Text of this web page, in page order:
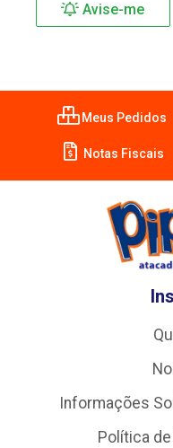
Avise-me
Meus Pedidos
Notas Fiscais
Informações
Política